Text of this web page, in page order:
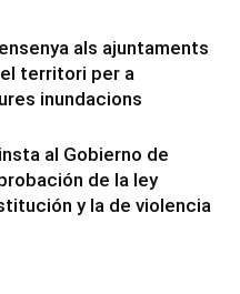
als ajuntaments
territori per a
inundacions
al Gobierno de
de la ley
y la de violencia